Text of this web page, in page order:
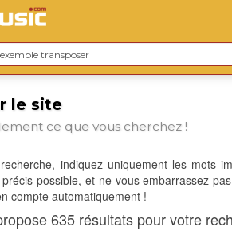
le site
ce que vous cherchez !
indiquez uniquement les mots
possible, et ne vous embarrassez
compte automatiquement !
635 résultats pour votre